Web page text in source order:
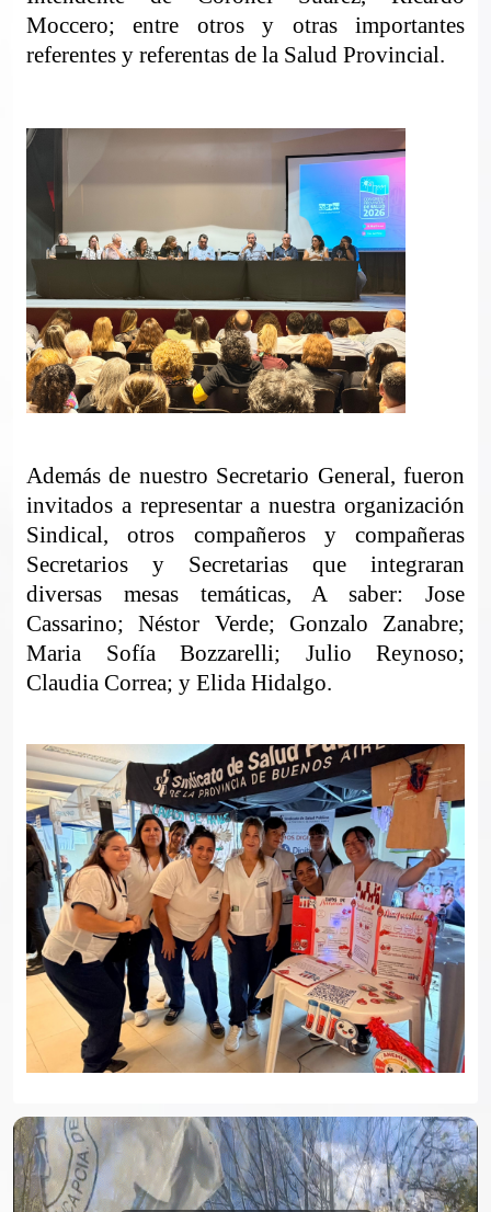
Moccero; entre otros y otras importantes
referentes y referentas de la Salud Provincial.
Además de nuestro Secretario General, fueron
invitados a representar a nuestra organización
Sindical, otros compañeros y compañeras
Secretarios y Secretarias que integraran
diversas mesas temáticas, A saber: Jose
Cassarino; Néstor Verde; Gonzalo Zanabre;
Maria Sofía Bozzarelli; Julio Reynoso;
Claudia Correa; y Elida Hidalgo.